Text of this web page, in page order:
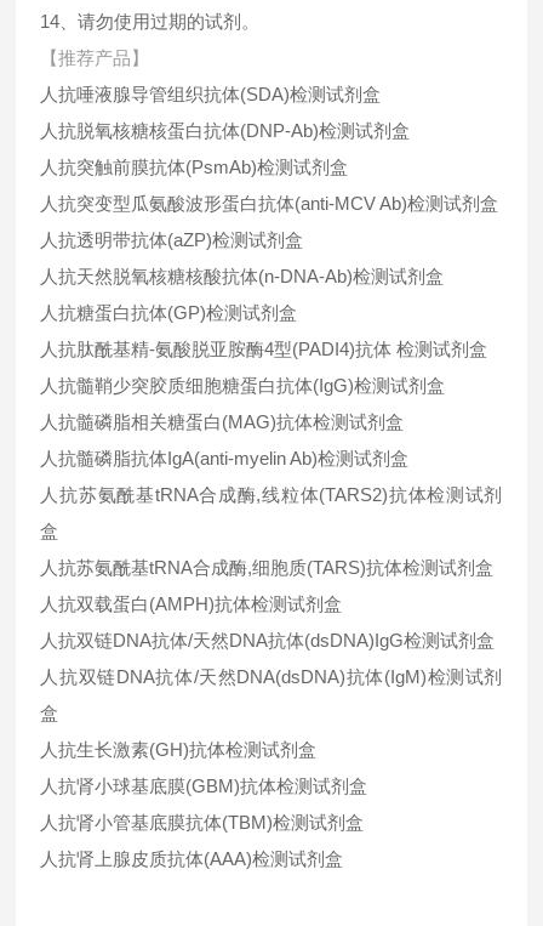
14、请勿使用过期的试剂。
【推荐产品】
人抗唾液腺导管组织抗体(SDA)检测试剂盒
人抗脱氧核糖核蛋白抗体(DNP-Ab)检测试剂盒
人抗突触前膜抗体(PsmAb)检测试剂盒
人抗突变型瓜氨酸波形蛋白抗体(anti-MCV Ab)检测试剂盒
人抗透明带抗体(aZP)检测试剂盒
人抗天然脱氧核糖核酸抗体(n-DNA-Ab)检测试剂盒
人抗糖蛋白抗体(GP)检测试剂盒
人抗肽酰基精-氨酸脱亚胺酶4型(PADI4)抗体 检测试剂盒
人抗髓鞘少突胶质细胞糖蛋白抗体(IgG)检测试剂盒
人抗髓磷脂相关糖蛋白(MAG)抗体检测试剂盒
人抗髓磷脂抗体IgA(anti-myelin Ab)检测试剂盒
人抗苏氨酰基tRNA合成酶,线粒体(TARS2)抗体检测试剂
盒
人抗苏氨酰基tRNA合成酶,细胞质(TARS)抗体检测试剂盒
人抗双载蛋白(AMPH)抗体检测试剂盒
人抗双链DNA抗体/天然DNA抗体(dsDNA)IgG检测试剂盒
人抗双链DNA抗体/天然DNA(dsDNA)抗体(IgM)检测试剂
盒
人抗生长激素(GH)抗体检测试剂盒
人抗肾小球基底膜(GBM)抗体检测试剂盒
人抗肾小管基底膜抗体(TBM)检测试剂盒
人抗肾上腺皮质抗体(AAA)检测试剂盒